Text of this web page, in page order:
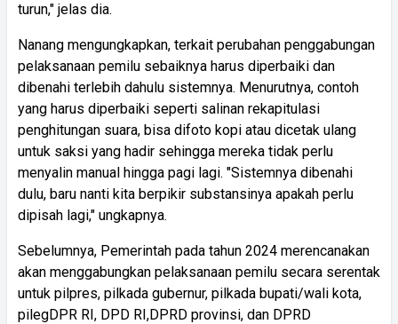
turun," jelas dia.
Nanang mengungkapkan, terkait perubahan penggabungan
pelaksanaan pemilu sebaiknya harus diperbaiki dan
dibenahi terlebih dahulu sistemnya. Menurutnya, contoh
yang harus diperbaiki seperti salinan rekapitulasi
penghitungan suara, bisa difoto kopi atau dicetak ulang
untuk saksi yang hadir sehingga mereka tidak perlu
menyalin manual hingga pagi lagi. "Sistemnya dibenahi
dulu, baru nanti kita berpikir substansinya apakah perlu
dipisah lagi," ungkapnya.
Sebelumnya, Pemerintah pada tahun 2024 merencanakan
akan menggabungkan pelaksanaan pemilu secara serentak
untuk pilpres, pilkada gubernur, pilkada bupati/wali kota,
pilegDPR RI, DPD RI,DPRD provinsi, dan DPRD